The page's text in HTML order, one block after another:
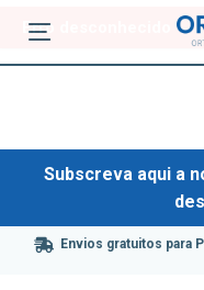
Subscreva aqui a
Envios gratuitos para
Erro desconhecido